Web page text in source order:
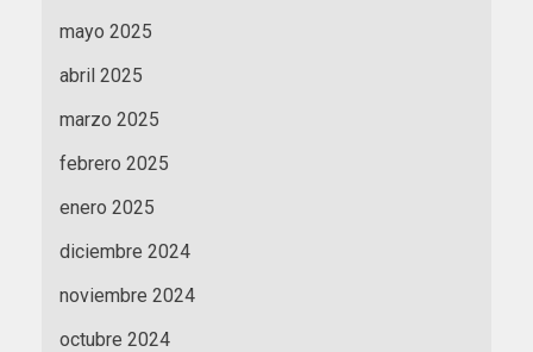
mayo 2025
abril 2025
marzo 2025
febrero 2025
enero 2025
diciembre 2024
noviembre 2024
octubre 2024